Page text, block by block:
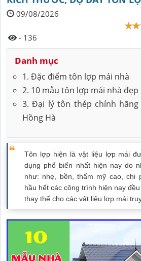
09/08/2026
- 136
Danh mục
1. Đặc điểm tôn lợp mái nhà
2. 10 mẫu tôn lợp mái nhà đẹp
3. Đại lý tôn thép chính hãng
Hồng Hà
Tôn lợp hiện là vật liệu lợp mái
dụng phổ biến nhất hiện nay do
như: nhẹ, bền, thẩm mỹ cao,
hầu hết các công trình hiện nay
thay thế cho các vật liệu lợp mái